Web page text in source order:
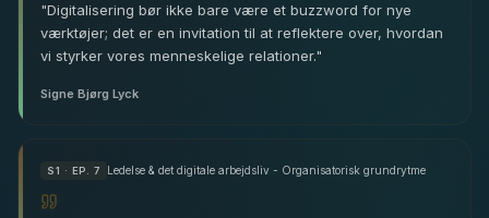
"Digitalisering bør ikke bare være et buzzword for nye
værktøjer; det er en invitation til at reflektere over, hvordan
vi styrker vores menneskelige relationer."
Signe Bjørg Lyck
S1 · EP. 7 Ledelse & det digitale arbejdsliv - Organisatorisk grundrytme